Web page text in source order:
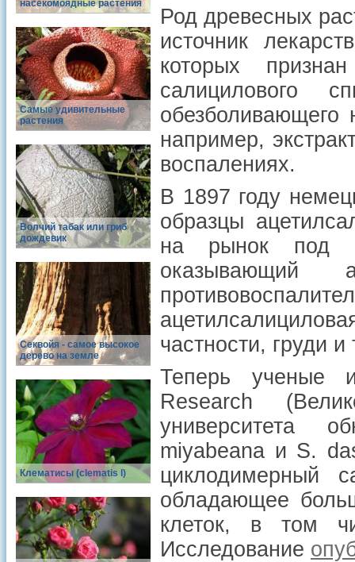
насекомоядные растения
Самые удивительные
растения
Волчий табак или гриб
дождевик
Cеквойя - самое высокое
дерево на земле
Клематисы (clematis l)
Род древесных
источник
которых
салицилового
обезболивающего
например,
воспалениях.
В 1897 году
образцы
на рынок под
оказывающий
частности, груди
Теперь ученые
Research
miyabeana и S.
циклодимерный
обладающее
клеток, в том
Исследование